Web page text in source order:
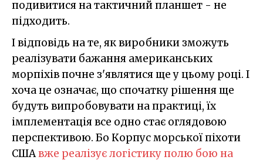
подивитися на тактичний планшет - не
підходить.
І відповідь на те, як виробники зможуть
реалізувати бажання американських
морпіхів почне з'являтися ще у цьому році. І
хоча це означає, що спочатку рішення ще
будуть випробовувати на практиці, їх
імплементація все одно стає оглядовою
перспективою. Бо Корпус морської піхоти
СШАвже реалізує логістику полю бою на